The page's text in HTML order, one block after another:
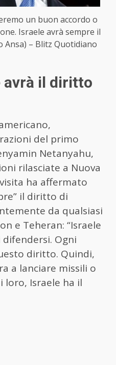
un buon accordo o
Israele avrà sempre il
– Blitz Quotidiano
avrà il diritto
del primo
Netanyahu,
rilasciate a Nuova
ha affermato
il diritto di
da qualsiasi
e Teheran: “Israele
Ogni
diritto. Quindi,
a lanciare missili o
loro, Israele ha il